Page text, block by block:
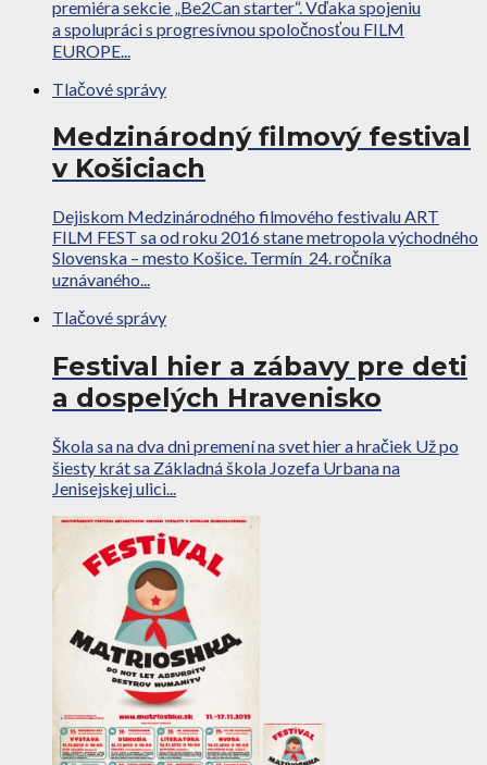
premiéra sekcie „Be2Can starter“. Vďaka spojeniu
a spolupráci s progresívnou spoločnosťou FILM
EUROPE...
Tlačové správy
Medzinárodný filmový festival
v Košiciach
Dejiskom Medzinárodného filmového festivalu ART
FILM FEST sa od roku 2016 stane metropola východného
Slovenska – mesto Košice. Termín 24. ročníka
uznávaného...
Tlačové správy
Festival hier a zábavy pre deti
a dospelých Hravenisko
Škola sa na dva dni premení na svet hier a hračiek Už po
šiesty krát sa Základná škola Jozefa Urbana na
Jenisejskej ulici...